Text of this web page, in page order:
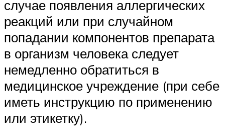
случае появления аллергических
реакций или при случайном
попадании компонентов препарата
в организм человека следует
немедленно обратиться в
медицинское учреждение (при себе
иметь инструкцию по применению
или этикетку).